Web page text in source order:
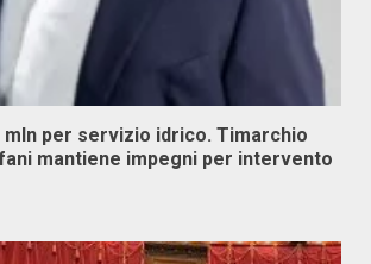
mln per servizio idrico. Timarchio
mantiene impegni per intervento